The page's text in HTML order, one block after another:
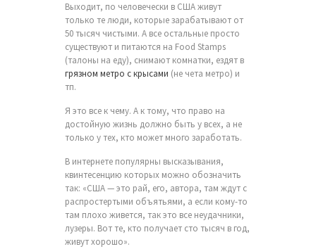
Выходит, по человечески в США живут
только те люди, которые зарабатывают от
50 тысяч чистыми. А все остальные просто
существуют и питаются на Food Stamps
(талоны на еду), снимают комнатки, ездят в
грязном метро с крысами (не чета метро) и
тп.
Я это все к чему. А к тому, что право на
достойную жизнь должно быть у всех, а не
только у тех, кто может много заработать.
В интернете популярны высказывания,
квинтесенцию которых можно обозначить
так: «США — это рай, его, автора, там ждут с
распростертыми объятьями, а если кому-то
там плохо живется, так это все неудачники,
лузеры. Вот те, кто получает сто тысяч в год,
живут хорошо».